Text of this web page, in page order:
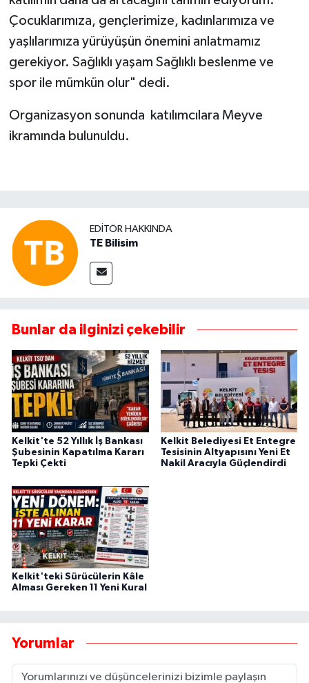
Çocuklarımıza, gençlerimize, kadınlarımıza ve
yaşlılarımıza yürüyüşün önemini anlatmamız
gerekiyor. Sağlıklı yaşam Sağlıklı beslenme ve
spor ile mümkün olur" dedi.
Organizasyon sonunda katılımcılara Meyve
ikramında bulunuldu.
EDITÖR HAKKINDA
TE Bilisim
Bunlar da ilginizi çekebilir
Kelkit'te 52 Yıllık İş Bankası
Şubesinin Kapatılma Kararı
Tepki Çekti
Kelkit Belediyesi Et Entegre
Tesisinin Altyapısını Yeni Et
Nakil Aracıyla Güçlendirdi
Kelkit'teki Sürücülerin Kâle
Alması Gereken 11 Yeni Kural
Yorumlar